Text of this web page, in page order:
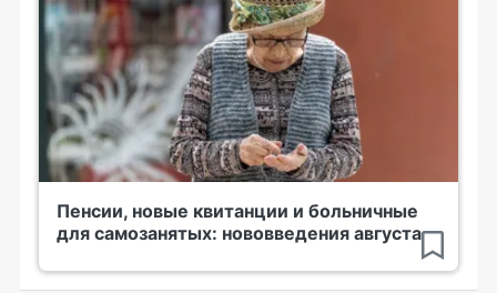
Пенсии, новые квитанции и больничные
для самозанятых: нововведения августа